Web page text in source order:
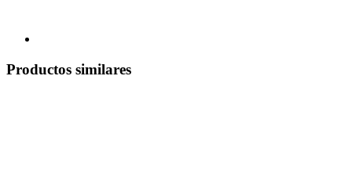
Productos similares